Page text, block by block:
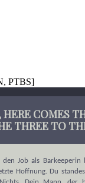
PTBS]
HERE COMES
THREE TO
Job als Barkeeperin
Hoffnung. Du